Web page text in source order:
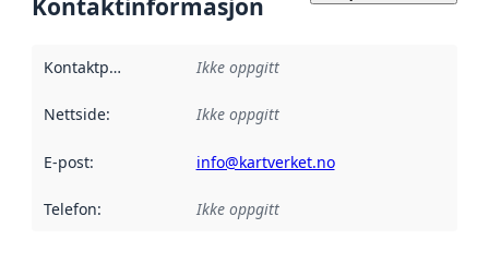
Kontaktinformasjon
Kontaktpunkt Ikke oppgitt
Nettside: Ikke oppgitt
E-post: info@kartverket.no
Telefon: Ikke oppgitt